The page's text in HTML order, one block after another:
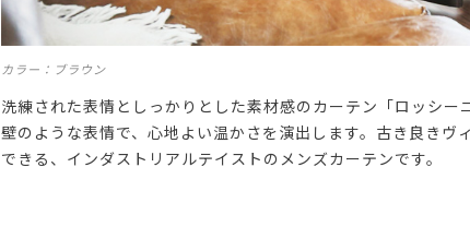
カラー：ブラウン
洗練された表情としっかりとした素材感のカーテン「ロッシ
壁のような表情で、心地よい温かさを演出します。古き良きヴ
できる、インダストリアルテイストのメンズカーテンです。